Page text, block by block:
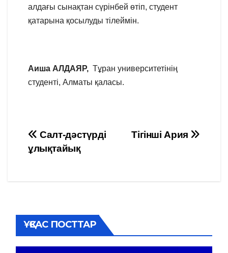
алдағы сынақтан сүрінбей өтіп, студент
қатарына қосылуды тілеймін.
Аиша АЛДАЯР, Тұран университетінің
студенті, Алматы қаласы.
Навигация
по
Тігінші Ария
Салт-дәстүрді
ұлықтайық
ҰҚСАС ПОСТТАР